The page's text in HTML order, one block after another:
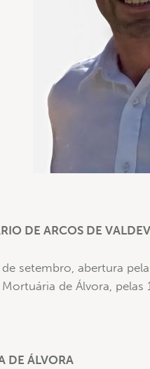
DE ARCOS DE
setembro, abertura
Mortuária de Álvora, pelas
DE ÁLVORA